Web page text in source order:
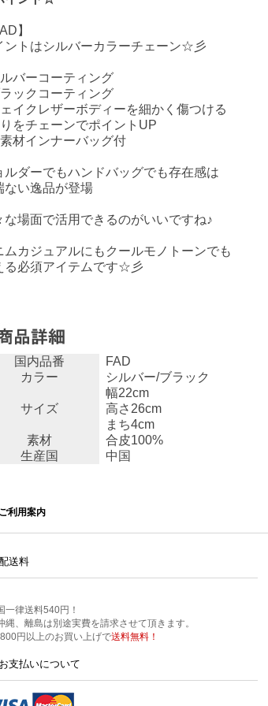
】
ントはシルバーカラーチェーン☆彡
バーコーティング
ックコーティング
イクレザーボディーを細かく傷つける
をチェーンでポイントUP
材インナーバッグ付
ルダーでもハンドバッグでも存在感は
ない逸品が登場
な場面で活用できるのがいいですね♪
ムカジュアルにもクールモノトーンでも
る必須アイテムです☆彡
国内品番
FAD
カラー
シルバー/ブラック
サイズ
幅22cm
高さ26cm
まち4cm
素材
合皮100%
生産国
中国
ご利用案内
送料
一律送料540円！
縄、離島は別途実費を請求させて頂きます。
円以上のお買い上げで送料無料！
お支払いについて